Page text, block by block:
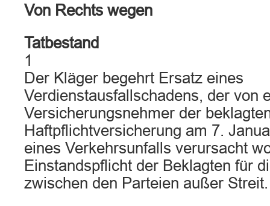
Von Rechts wegen
Tatbestand
1
Der Kläger begehrt Ersatz eines
Verdienstausfallschadens, der von
Versicherungsnehmer der
Haftpflichtversicherung am 7.
eines Verkehrsunfalls verursacht
Einstandspflicht der Beklagten für
zwischen den Parteien außer Streit.